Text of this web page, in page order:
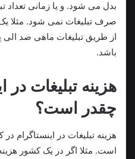
بدل می شود. و یا زمانی تعداد
صرف تبلیغات نمی شود. مثلا یک
از طریق تبلیغات ماهی صد الی
باشد.
هزینه تبلیغات در
چقدر است؟
هزینه تبلیغات در اینستاگرام
است. مثلا اگر در یک کشور هزینه